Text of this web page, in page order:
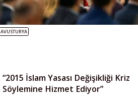
“2015 İslam Yasası Değişikliği Kriz
Söylemine Hizmet Ediyor”
AVUSTURYA